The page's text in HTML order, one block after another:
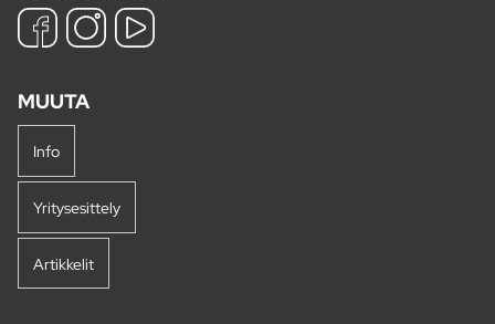
MUUTA
Info
Yritysesittely
Artikkelit